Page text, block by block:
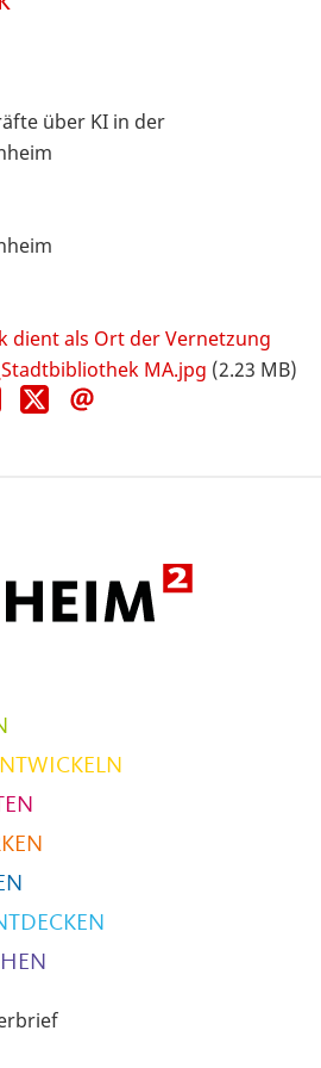
über KI in der
dient als Ort der Vernetzung
MA.jpg (2.23 MB)
Teile
diese
Teile
diese